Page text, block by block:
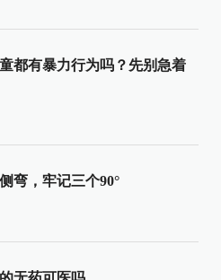
都有暴力行为吗？先别急着
弯，牢记三个90°